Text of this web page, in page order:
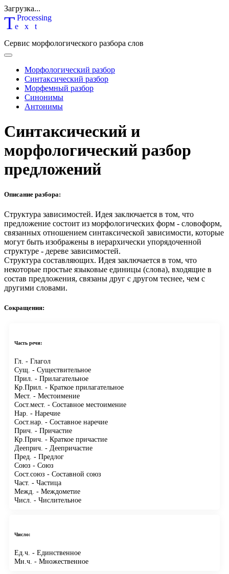
Загрузка...
Text
Processing
Сервис морфологического разбора слов
Морфологический разбор
Синтаксический разбор
Морфемный разбор
Синонимы
Антонимы
Синтаксический и
морфологический разбор
предложений
Описание разбора:
Структура зависимостей. Идея заключается в том, что
предложение состоит из морфологических форм - словоформ,
связанных отношением синтаксической зависимости, которые
могут быть изображены в иерархически упорядоченной
структуре - дереве зависимостей.
Структура составляющих. Идея заключается в том, что
некоторые простые языковые единицы (слова), входящие в
состав предложения, связаны друг с другом теснее, чем с
другими словами.
Сокращения:
Часть речи:
Гл. - Глагол
Сущ. - Существительное
Прил. - Прилагательное
Кр.Прил. - Краткое прилагательное
Мест. - Местоимение
Сост.мест. - Составное местоимение
Нар. - Наречие
Сост.нар. - Составное наречие
Прич. - Причастие
Кр.Прич. - Краткое причастие
Дееприч. - Деепричастие
Пред. - Предлог
Союз - Союз
Сост.союз - Составной союз
Част. - Частица
Межд. - Междометие
Числ. - Числительное
Число:
Ед.ч. - Единственное
Мн.ч. - Множественное